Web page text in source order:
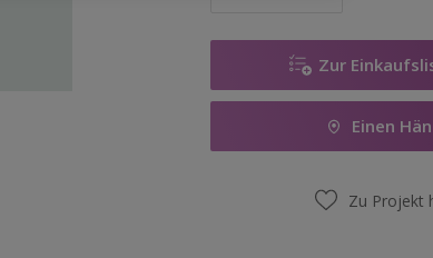
Zur
Einen
Zu Projekt